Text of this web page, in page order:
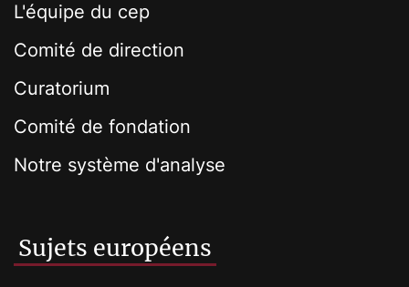
L'équipe du cep
Comité de direction
Curatorium
Comité de fondation
Notre système d'analyse
Sujets européens